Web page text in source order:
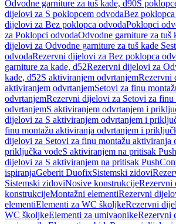
Odvodne garniture za tuš kade, d90S
dijelovi za S poklopcem odvodaBez
dijelovi za Bez poklopca odvodaPoklopci
za Poklopci odvodaOdvodne garniture za tuš
dijelovi za Odvodne garniture za tuš kade
odvodaRezervni dijelovi za Bez poklopca
garniture za kade, d52Rezervni dijelovi za
kade, d52S aktiviranjem odvrtanjemRezervni
aktiviranjem odvrtanjemSetovi za finu
odvrtanjemRezervni dijelovi za Setovi za
odvrtanjemS aktiviranjem odvrtanjem i
dijelovi za S aktiviranjem odvrtanjem i
finu montažu aktiviranja odvrtanjem i
dijelovi za Setovi za finu montažu aktiviranja
priključka vodeS aktiviranjem na pritisak
dijelovi za S aktiviranjem na pritisak
ispiranjaGeberit DuofixSistemski zidovi
Sistemski zidoviNosive konstrukcijeRezervni
konstrukcijeMontažni elementiRezervni
elementiElementi za WC školjkeRezervni
WC školjkeElementi za umivaonikeRezervni